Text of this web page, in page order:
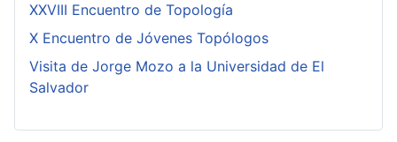
XXVIII Encuentro de Topología
X Encuentro de Jóvenes Topólogos
Visita de Jorge Mozo a la Universidad de El
Salvador